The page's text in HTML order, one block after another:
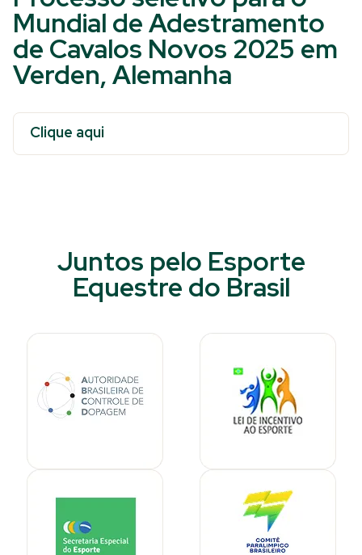
Mundial de Adestramento
de Cavalos Novos 2025 em
Verden, Alemanha
Clique aqui
Juntos pelo Esporte
Equestre do Brasil